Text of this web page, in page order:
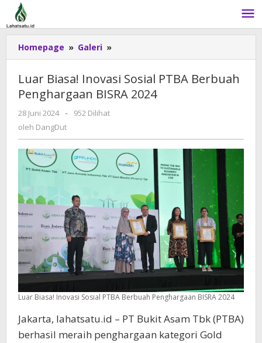
Lewati
konten
Homepage » Galeri »
Biasa!
Sosial
PTBA
Luar Biasa! Inovasi Sosial PTBA Berbuah
Penghargaan BISRA 2024
28 Juni 2024
oleh
DangDut
-
952 Dilihat
oleh DangDut
Luar Biasa! Inovasi Sosial PTBA Berbuah Penghargaan BISRA 2024
Jakarta, lahatsatu.id – PT Bukit Asam Tbk (PTBA)
berhasil meraih penghargaan kategori Gold